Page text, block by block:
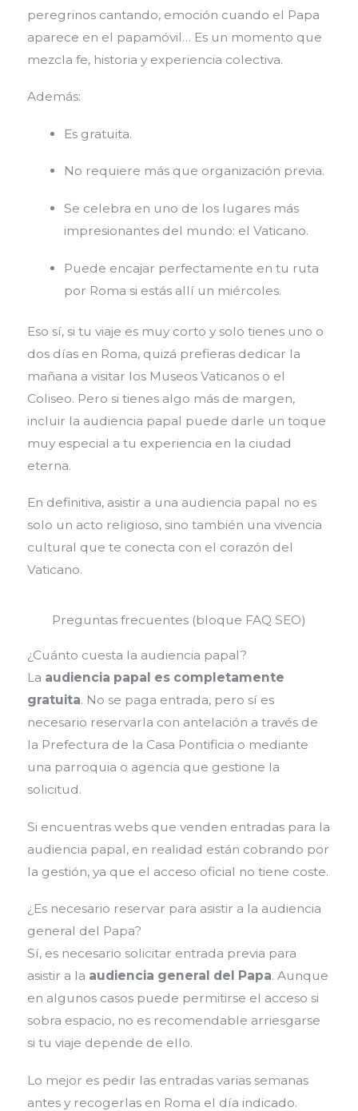
peregrinos cantando, emoción cuando el Papa
aparece en el papamóvil… Es un momento que
mezcla fe, historia y experiencia colectiva.
Además:
Es gratuita.
No requiere más que organización previa.
Se celebra en uno de los lugares más
impresionantes del mundo: el Vaticano.
Puede encajar perfectamente en tu ruta
por Roma si estás allí un miércoles.
Eso sí, si tu viaje es muy corto y solo tienes uno o
dos días en Roma, quizá prefieras dedicar la
mañana a visitar los Museos Vaticanos o el
Coliseo. Pero si tienes algo más de margen,
incluir la audiencia papal puede darle un toque
muy especial a tu experiencia en la ciudad
eterna.
En definitiva, asistir a una audiencia papal no es
solo un acto religioso, sino también una vivencia
cultural que te conecta con el corazón del
Vaticano.
Preguntas frecuentes (bloque FAQ SEO)
¿Cuánto cuesta la audiencia papal?
La audiencia papal es completamente
gratuita. No se paga entrada, pero sí es
necesario reservarla con antelación a través de
la Prefectura de la Casa Pontificia o mediante
una parroquia o agencia que gestione la
solicitud.
Si encuentras webs que venden entradas para la
audiencia papal, en realidad están cobrando por
la gestión, ya que el acceso oficial no tiene coste.
¿Es necesario reservar para asistir a la audiencia
general del Papa?
Sí, es necesario solicitar entrada previa para
asistir a la audiencia general del Papa. Aunque
en algunos casos puede permitirse el acceso si
sobra espacio, no es recomendable arriesgarse
si tu viaje depende de ello.
Lo mejor es pedir las entradas varias semanas
antes y recogerlas en Roma el día indicado.